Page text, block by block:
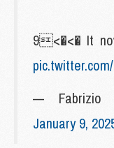
9<�<� It
— Fabrizio
January 9,